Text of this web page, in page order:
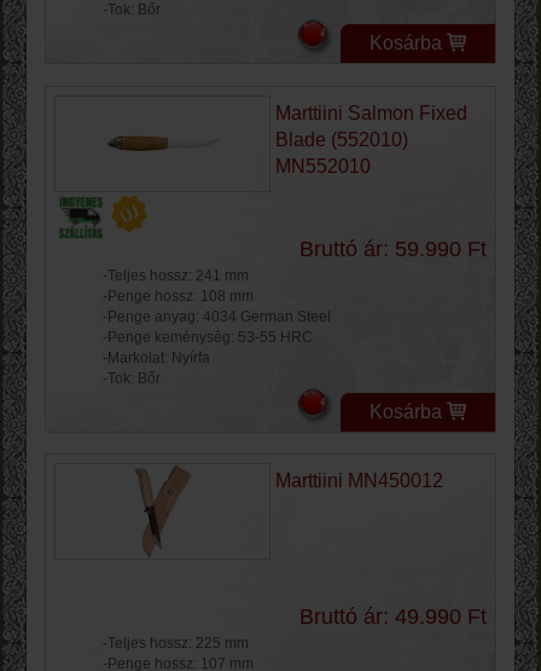
-Tok: Bőr
Kosárba
Marttiini Salmon Fixed
Blade (552010)
MN552010
Bruttó ár: 59.990 Ft
-Teljes hossz: 241 mm
-Penge hossz: 108 mm
-Penge anyag: 4034 German Steel
-Penge keménység: 53-55 HRC
-Markolat: Nyírfa
-Tok: Bőr
Kosárba
Marttiini MN450012
Bruttó ár: 49.990 Ft
-Teljes hossz: 225 mm
-Penge hossz: 107 mm